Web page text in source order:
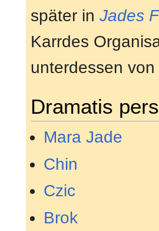
später in Jades
Karrdes
unterdessen
Dramatis
Mara Jade
Chin
Czic
Brok